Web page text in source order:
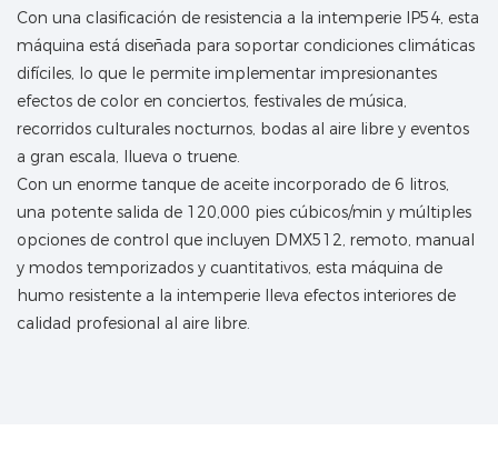
Con una clasificación de resistencia a la intemperie IP54, esta
máquina está diseñada para soportar condiciones climáticas
difíciles, lo que le permite implementar impresionantes
efectos de color en conciertos, festivales de música,
recorridos culturales nocturnos, bodas al aire libre y eventos
a gran escala, llueva o truene.
Con un enorme tanque de aceite incorporado de 6 litros,
una potente salida de 120,000 pies cúbicos/min y múltiples
opciones de control que incluyen DMX512, remoto, manual
y modos temporizados y cuantitativos, esta máquina de
humo resistente a la intemperie lleva efectos interiores de
calidad profesional al aire libre.